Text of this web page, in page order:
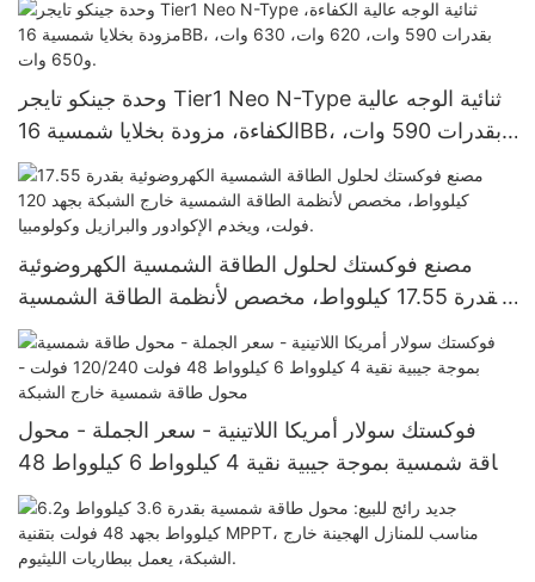
وحدة جينكو تايجر Tier1 Neo N-Type ثنائية الوجه عالية
الكفاءة، مزودة بخلايا شمسية 16BB، بقدرات 590 وات،
620 وات، 630 وات، و650 وات.
مصنع فوكستك لحلول الطاقة الشمسية الكهروضوئية
بقدرة 17.55 كيلوواط، مخصص لأنظمة الطاقة الشمسية
خارج الشبكة بجهد 120 فولت، ويخدم الإكوادور والبرازيل
وكولومبيا.
فوكستك سولار أمريكا اللاتينية - سعر الجملة - محول
طاقة شمسية بموجة جيبية نقية 4 كيلوواط 6 كيلوواط 48
فولت 120/240 فولت - محول طاقة شمسية خارج
الشبكة